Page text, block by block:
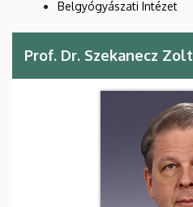
Belgyógyászati Intézet
Prof. Dr. Szekanecz